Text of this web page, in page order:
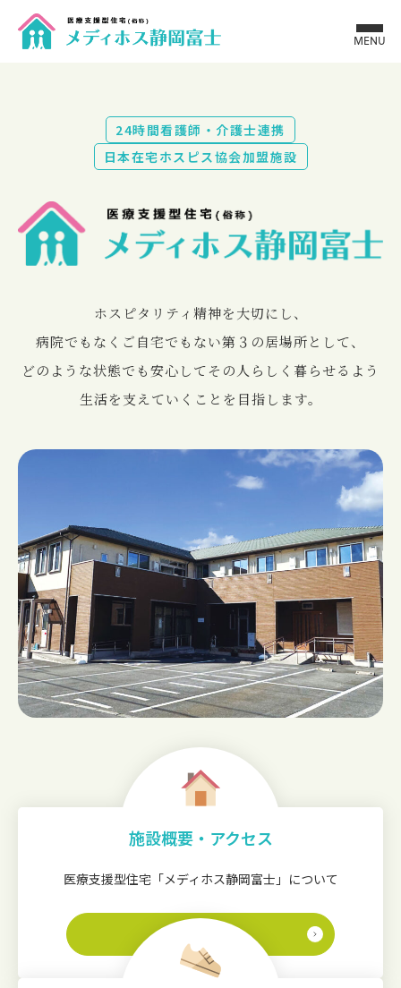
MENU
24時間看護師・介護士連携
日本在宅ホスピス協会加盟施設
ホスピタリティ精神を⼤切にし、
病院でもなくご⾃宅でもない第３の居場所として、
どのような状態でも安⼼してその⼈らしく暮らせるよう
⽣活を⽀えていくことを⽬指します。
施設概要・アクセス
医療支援型住宅「メディホス静岡富士」について